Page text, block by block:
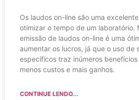
Os laudos on-line são uma
otimizar o tempo de um laboratório.
emissão de laudos on-line é uma
aumentar os lucros, já que o uso de
específicos traz inúmeros
menos custos e mais ganhos.
CONTINUE LENDO...